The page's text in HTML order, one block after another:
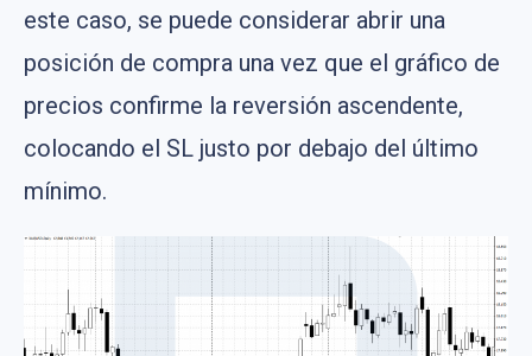
este caso, se puede considerar abrir una
posición de compra una vez que el gráfico de
precios confirme la reversión ascendente,
colocando el SL justo por debajo del último
mínimo.